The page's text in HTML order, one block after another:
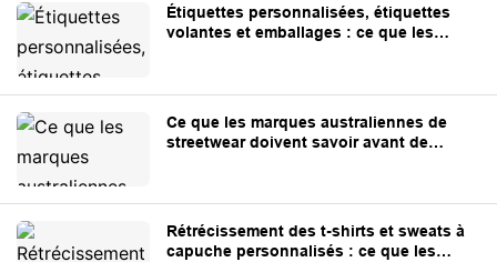
Étiquettes personnalisées, étiquettes
volantes et emballages : ce que les
Ce que les marques australiennes de
streetwear doivent savoir avant de
Rétrécissement des t-shirts et sweats à
capuche personnalisés : ce que les